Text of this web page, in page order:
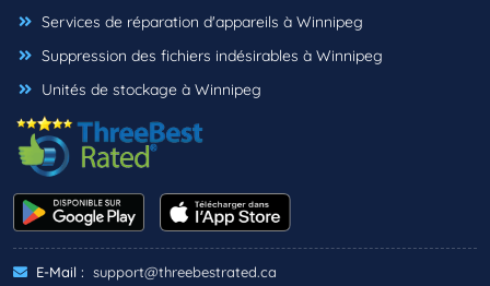
Services de réparation d'appareils à Winnipeg
Suppression des fichiers indésirables à Winnipeg
Unités de stockage à Winnipeg
E-Mail : support@threebestrated.ca